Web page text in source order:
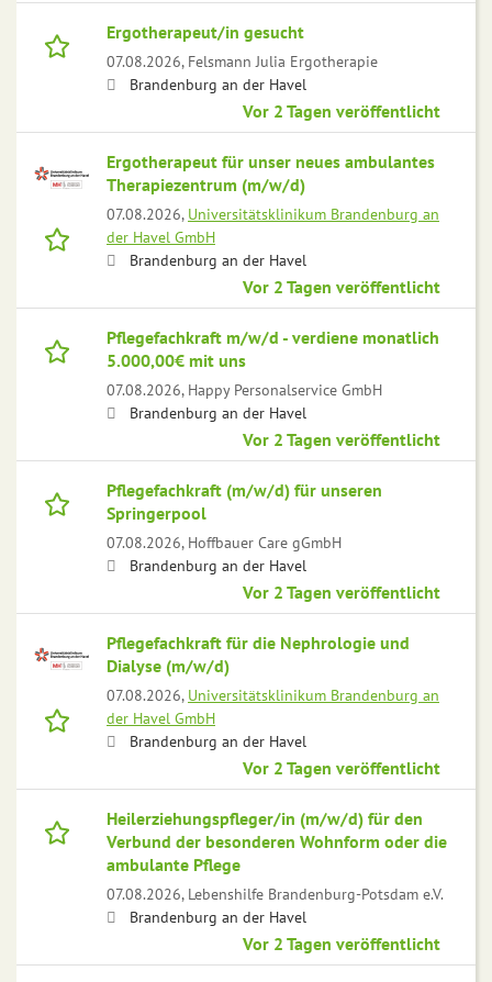
Ergotherapeut/in gesucht
07.08.2026, Felsmann Julia Ergotherapie
Brandenburg an der Havel
Vor 2 Tagen veröffentlicht
Ergotherapeut für unser neues ambulantes
Therapiezentrum (m/w/d)
07.08.2026, Universitätsklinikum Brandenburg an
der Havel GmbH
Brandenburg an der Havel
Vor 2 Tagen veröffentlicht
Pflegefachkraft m/w/d - verdiene monatlich
5.000,00€ mit uns
07.08.2026, Happy Personalservice GmbH
Brandenburg an der Havel
Vor 2 Tagen veröffentlicht
Pflegefachkraft (m/w/d) für unseren
Springerpool
07.08.2026, Hoffbauer Care gGmbH
Brandenburg an der Havel
Vor 2 Tagen veröffentlicht
Pflegefachkraft für die Nephrologie und
Dialyse (m/w/d)
07.08.2026, Universitätsklinikum Brandenburg an
der Havel GmbH
Brandenburg an der Havel
Vor 2 Tagen veröffentlicht
Heilerziehungspfleger/in (m/w/d) für den
Verbund der besonderen Wohnform oder die
ambulante Pflege
07.08.2026, Lebenshilfe Brandenburg-Potsdam e.V.
Brandenburg an der Havel
Vor 2 Tagen veröffentlicht